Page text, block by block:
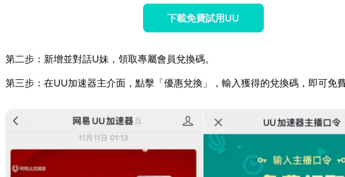
下載免費試用UU
第二步：新增並對話U妹，領取專屬會員兌換碼。
第三步：在UU加速器主介面，點擊「優惠兌換」，輸入獲得的兌換碼，即可免費